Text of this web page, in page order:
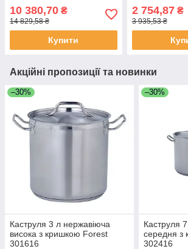
10 380,70 ₴
14 829,58 ₴
Купити
2 754,87₴
3 935,53 ₴
Акційні пропозиції та новинки
–30%
Каструля 3 л нержавіюча
висока з кришкою Forest
301616
–30%
Каструля
середня з
302416